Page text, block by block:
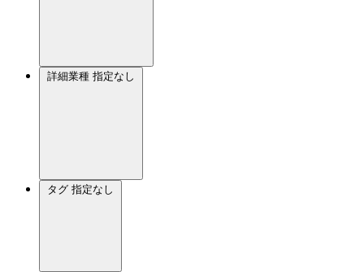
詳細業種 指定なし
タグ 指定なし